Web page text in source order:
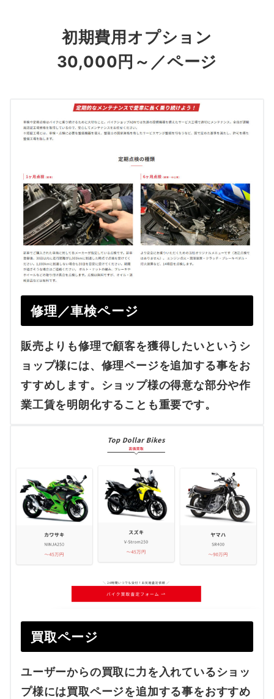
初期費用オプション
30,000円～／ページ
修理／車検ページ
販売よりも修理で顧客を獲得したいというシ
ョップ様には、修理ページを追加する事をお
すすめします。ショップ様の得意な部分や作
業工賃を明朗化することも重要です。
買取ページ
ユーザーからの買取に力を入れているショッ
プ様には買取ページを追加する事をおすすめ